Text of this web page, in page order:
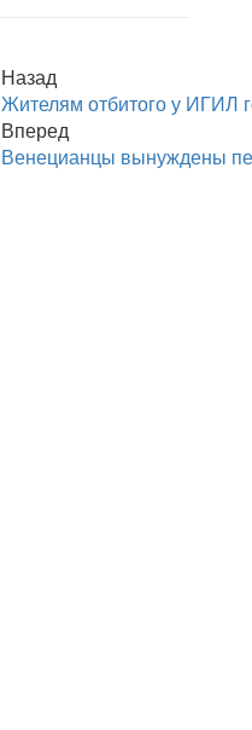
Назад
Жителям отбитого у ИГИЛ
Вперед
Венецианцы вынуждены